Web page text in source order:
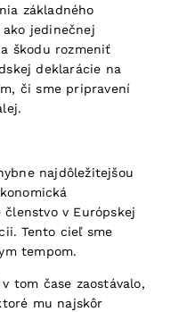
základného
ako jedinečnej
škodu rozmeniť
deklarácie na
či sme pripravení
najdôležitejšou
v Európskej
Tento cieľ sme
tempom.
tom čase zaostávalo,
mu najskôr